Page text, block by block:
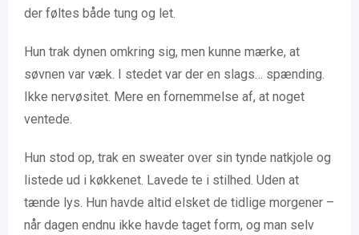
der føltes både tung og let.
Hun trak dynen omkring sig, men kunne mærke, at
søvnen var væk. I stedet var der en slags… spænding.
Ikke nervøsitet. Mere en fornemmelse af, at noget
ventede.
Hun stod op, trak en sweater over sin tynde natkjole og
listede ud i køkkenet. Lavede te i stilhed. Uden at
tænde lys. Hun havde altid elsket de tidlige morgener –
når dagen endnu ikke havde taget form, og man selv